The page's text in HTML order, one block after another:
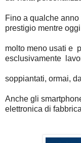
Fino a qualche
prestigio mentre
molto meno usati e
esclusivamente
soppiantati, ormai,
Anche gli
elettronica di